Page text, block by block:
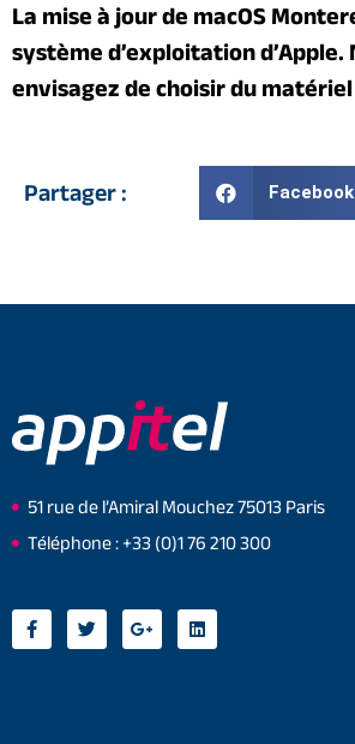
La mise à jour de macOS
système d’exploitation d’Apple.
envisagez de choisir du
Partager : Facebook
51 rue de l’Amiral Mouchez 75013 Paris
Téléphone : +33 (0)1 76 210 300